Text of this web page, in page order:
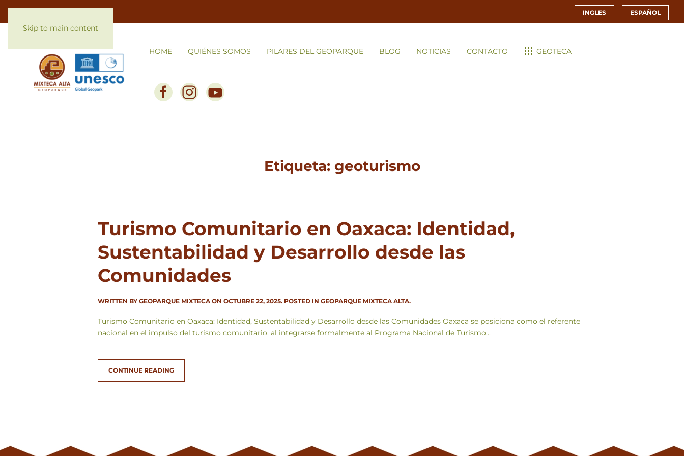
Skip to main content
INGLES ESPAÑOL
HOME QUIÉNES SOMOS PILARES DEL GEOPARQUE BLOG NOTICIAS CONTACTO GEOTECA
Etiqueta: geoturismo
Turismo Comunitario en Oaxaca: Identidad,
Sustentabilidad y Desarrollo desde las
Comunidades
WRITTEN BY GEOPARQUE MIXTECAON OCTUBRE 22, 2025. POSTED IN GEOPARQUE MIXTECA ALTA.
Turismo Comunitario en Oaxaca: Identidad, Sustentabilidad y Desarrollo desde las Comunidades Oaxaca se posiciona como el referente
nacional en el impulso del turismo comunitario, al integrarse formalmente al Programa Nacional de Turismo...
CONTINUE READING